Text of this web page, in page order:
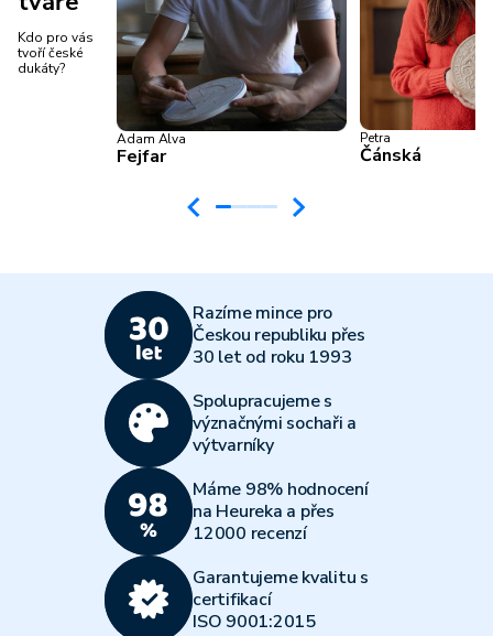
Kdo pro vás
tvoří české
dukáty?
Adam Alva
Fejfar
Petra
Čánská
Razíme mince pro
Českou republiku přes
30 let od roku 1993
Spolupracujeme s
význačnými sochaři a
výtvarníky
Máme 98% hodnocení
na Heureka a přes
12000 recenzí
Garantujeme kvalitu s
certifikací
ISO 9001:2015